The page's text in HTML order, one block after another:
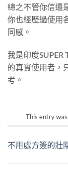
總之不管你信還
你也經歷過使用
同感。
我是印度SUPER
的真實使用者，
考。
This entry
不用處方簽的壯